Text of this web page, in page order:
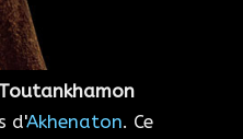
Toutankhamon
d'Akhenaton. Ce